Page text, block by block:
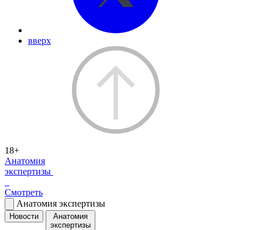
вверх
18+
Анатомия
экспертизы
Смотреть
Анатомия экспертизы
Новости
Анатомия
экспертизы